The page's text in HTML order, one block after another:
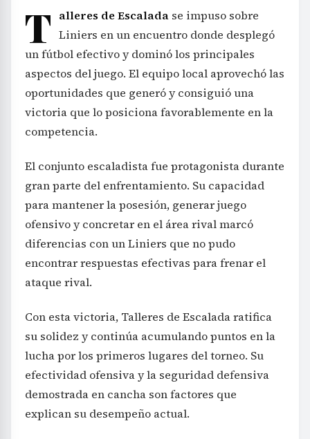
T alleres de Escalada se impuso sobre
Liniers en un encuentro donde desplegó
un fútbol efectivo y dominó los principales
aspectos del juego. El equipo local aprovechó las
oportunidades que generó y consiguió una
victoria que lo posiciona favorablemente en la
competencia.
El conjunto escaladista fue protagonista durante
gran parte del enfrentamiento. Su capacidad
para mantener la posesión, generar juego
ofensivo y concretar en el área rival marcó
diferencias con un Liniers que no pudo
encontrar respuestas efectivas para frenar el
ataque rival.
Con esta victoria, Talleres de Escalada ratifica
su solidez y continúa acumulando puntos en la
lucha por los primeros lugares del torneo. Su
efectividad ofensiva y la seguridad defensiva
demostrada en cancha son factores que
explican su desempeño actual.